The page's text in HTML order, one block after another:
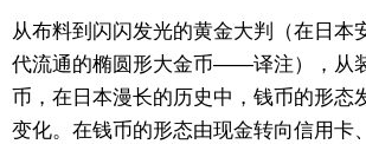
东京
从布料到闪闪发光的黄金大判（在日本
代流通的椭圆形大金币——译注），从
币，在日本漫长的历史中，钱币的形态
变化。在钱币的形态由现金转向信用卡